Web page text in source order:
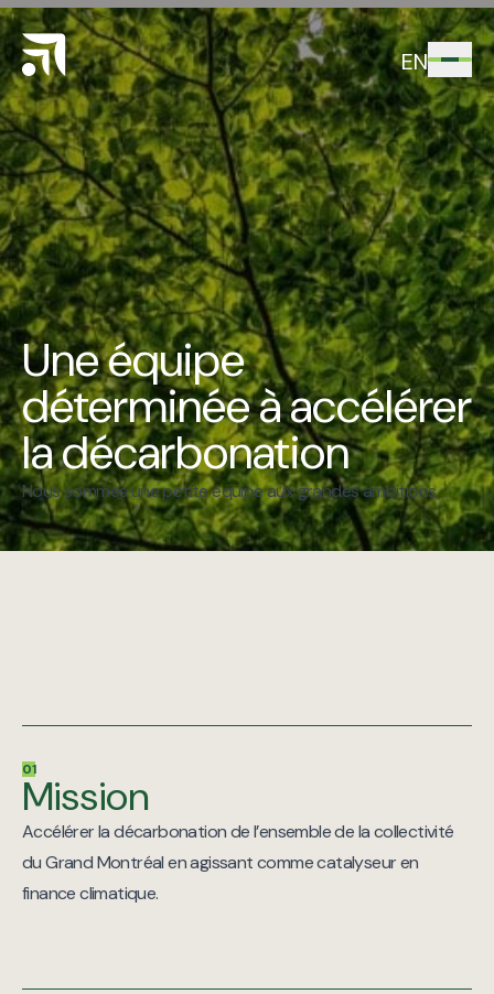
EN
Une équipe
déterminée à accélérer
la décarbonation
Nous sommes une petite équipe aux grandes ambitions.
01
Mission
Accélérer la décarbonation de l’ensemble de la collectivité
du Grand Montréal en agissant comme catalyseur en
finance climatique.